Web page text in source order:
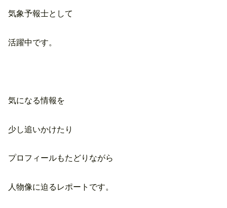
気象予報士として
活躍中です。
気になる情報を
少し追いかけたり
プロフィールもたどりながら
人物像に迫るレポートです。